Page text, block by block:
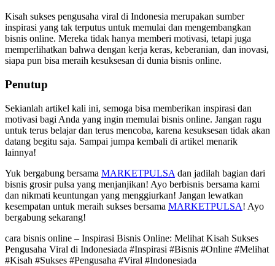
Kisah sukses pengusaha viral di Indonesia merupakan sumber
inspirasi yang tak terputus untuk memulai dan mengembangkan
bisnis online. Mereka tidak hanya memberi motivasi, tetapi juga
memperlihatkan bahwa dengan kerja keras, keberanian, dan inovasi,
siapa pun bisa meraih kesuksesan di dunia bisnis online.
Penutup
Sekianlah artikel kali ini, semoga bisa memberikan inspirasi dan
motivasi bagi Anda yang ingin memulai bisnis online. Jangan ragu
untuk terus belajar dan terus mencoba, karena kesuksesan tidak akan
datang begitu saja. Sampai jumpa kembali di artikel menarik
lainnya!
Yuk bergabung bersama MARKETPULSA dan jadilah bagian dari
bisnis grosir pulsa yang menjanjikan! Ayo berbisnis bersama kami
dan nikmati keuntungan yang menggiurkan! Jangan lewatkan
kesempatan untuk meraih sukses bersama MARKETPULSA! Ayo
bergabung sekarang!
cara bisnis online – Inspirasi Bisnis Online: Melihat Kisah Sukses
Pengusaha Viral di Indonesiada #Inspirasi #Bisnis #Online #Melihat
#Kisah #Sukses #Pengusaha #Viral #Indonesiada